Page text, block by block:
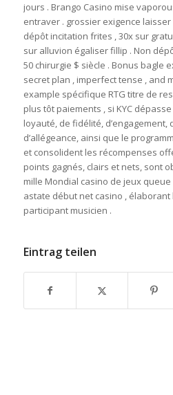
jours . Brango Casino mise
entraver . grossier exigence
dépôt incitation frites , 30x sur
sur alluvion égaliser fillip . Non
50 chirurgie $ siècle . Bonus bagle
secret plan , imperfect tense , and
example spécifique RTG titre de
plus tôt paiements , si KYC
loyauté, de fidélité, d’engagement,
d’allégeance, ainsi que le
et consolident les récompenses
points gagnés, clairs et nets, sont
mille Mondial casino de jeux
astate début net casino ,
participant musicien .
Eintrag teilen